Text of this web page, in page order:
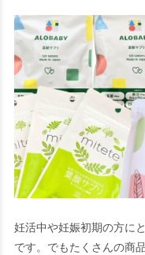
妊活中や妊娠初期の方に
です。でもたくさんの商